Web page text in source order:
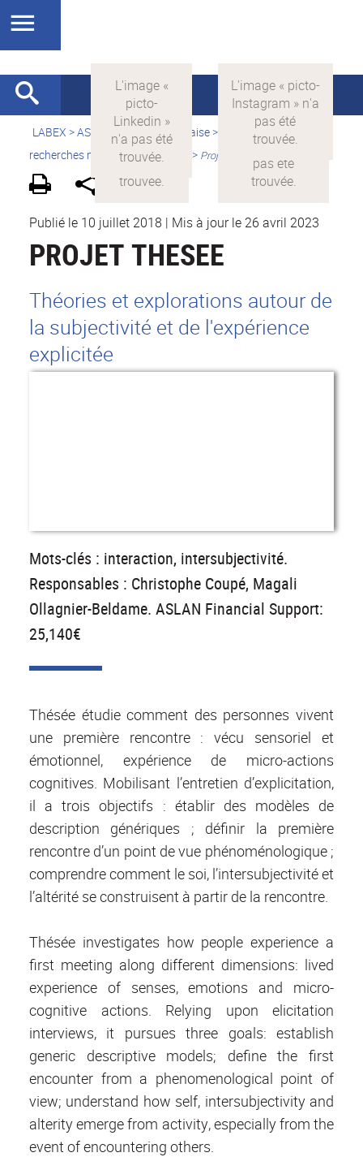
LABEX >ASLAN > Version française>
Quelles sont les
recherches menées par ASLAN ?
> Projets financés par ASLAN
Publié le 10 juillet 2018 | Mis à jour le 26 avril 2023
PROJET THESEE
Théories et explorations autour de
la subjectivité et de l'expérience
explicitée
Mots-clés : interaction, intersubjectivité.
Responsables : Christophe Coupé, Magali
Ollagnier-Beldame. ASLAN Financial Support:
25,140€
Thésée étudie comment des personnes vivent
une première rencontre : vécu sensoriel et
émotionnel, expérience de micro-actions
cognitives. Mobilisant l’entretien d’explicitation,
il a trois objectifs : établir des modèles de
description génériques ; définir la première
rencontre d’un point de vue phénoménologique ;
comprendre comment le soi, l’intersubjectivité et
l’altérité se construisent à partir de la rencontre.
Thésée investigates how people experience a
first meeting along different dimensions: lived
experience of senses, emotions and micro-
cognitive actions. Relying upon elicitation
interviews, it pursues three goals: establish
generic descriptive models; define the first
encounter from a phenomenological point of
view; understand how self, intersubjectivity and
alterity emerge from activity, especially from the
event of encountering others.